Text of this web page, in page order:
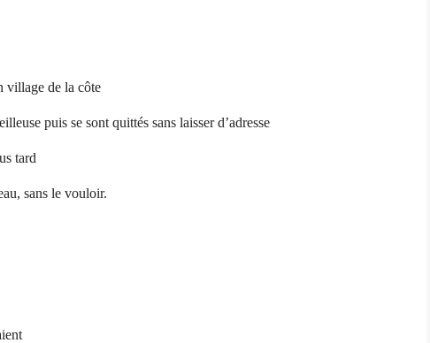
village de la côte
puis se sont quittés sans laisser d’adresse
tard
sans le vouloir.